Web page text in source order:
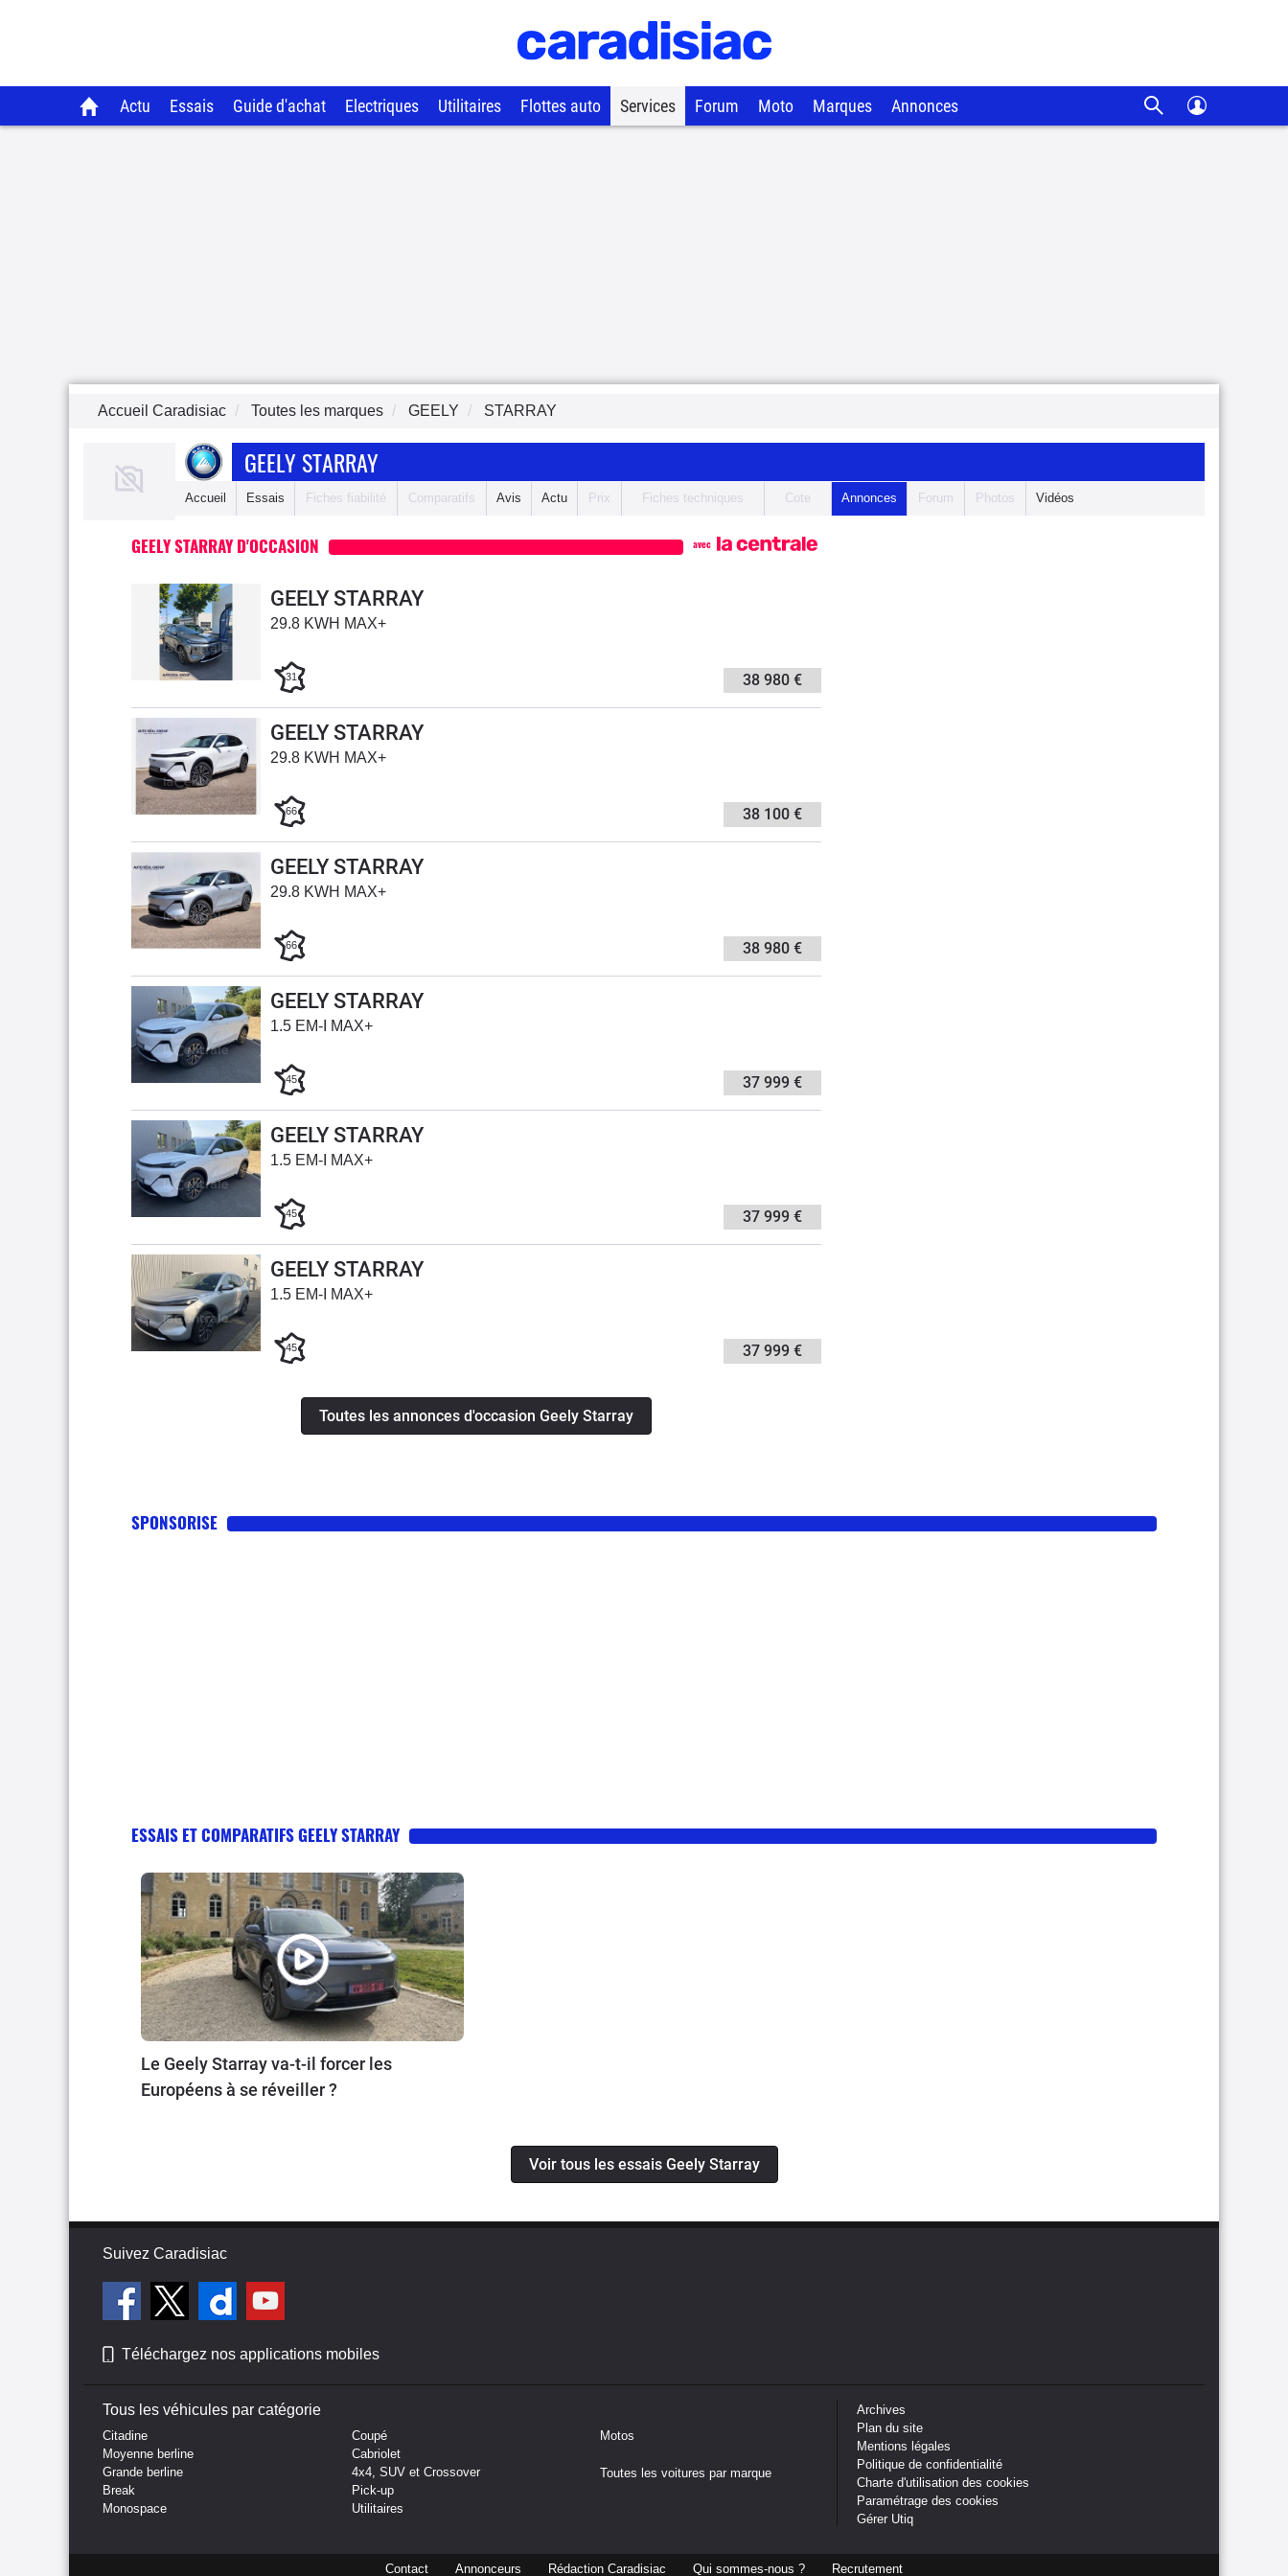
Actu Essais Guide d'achat Electriques Utilitaires Flottes auto Services Forum Moto Marques Annonces
Accueil Caradisiac Toutes les marques GEELY STARRAY
GEELY STARRAY
Accueil Essais Fiches fiabilité Comparatifs Avis Actu Prix Fiches techniques Cote Annonces Forum Photos Vidéos
GEELY STARRAY D'OCCASION avec
GEELY STARRAY
29.8 KWH MAX+
31 38 980 €
GEELY STARRAY
29.8 KWH MAX+
66 38 100 €
GEELY STARRAY
29.8 KWH MAX+
66 38 980 €
GEELY STARRAY
1.5 EM-I MAX+
45 37 999 €
GEELY STARRAY
1.5 EM-I MAX+
45 37 999 €
GEELY STARRAY
1.5 EM-I MAX+
45 37 999 €
Toutes les annonces d'occasion Geely Starray
SPONSORISE
ESSAIS ET COMPARATIFS GEELY STARRAY
Le Geely Starray va-t-il forcer les
Européens à se réveiller ?
Voir tous les essais Geely Starray
Suivez Caradisiac
Téléchargez nos applications mobiles
Tous les véhicules par catégorie
Citadine
Moyenne berline
Grande berline
Break
Monospace
Coupé
Cabriolet
4x4, SUV et Crossover
Pick-up
Utilitaires
Motos
Toutes les voitures par marque
Archives
Plan du site
Mentions légales
Politique de confidentialité
Charte d'utilisation des cookies
Paramétrage des cookies
Gérer Utiq
Contact Annonceurs Rédaction Caradisiac Qui sommes-nous ? Recrutement